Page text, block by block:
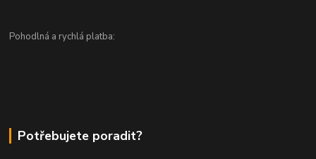
Pohodlná a rychlá platba:
Potřebujete poradit?